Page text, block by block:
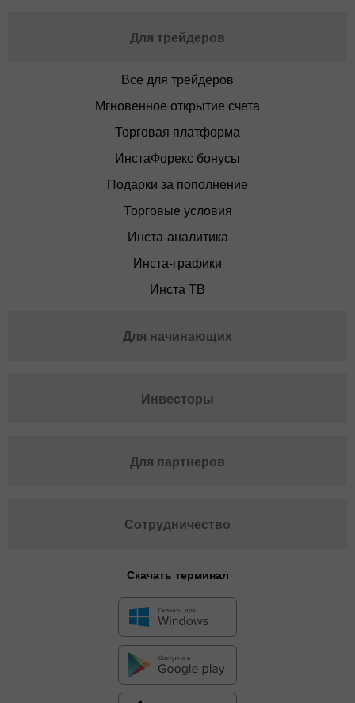
Для трейдеров
Все для трейдеров
Мгновенное открытие счета
Торговая платформа
ИнстаФорекс бонусы
Подарки за пополнение
Торговые условия
Инста-аналитика
Инста-графики
Инста ТВ
Для начинающих
Инвесторы
Для партнеров
Сотрудничество
Скачать терминал